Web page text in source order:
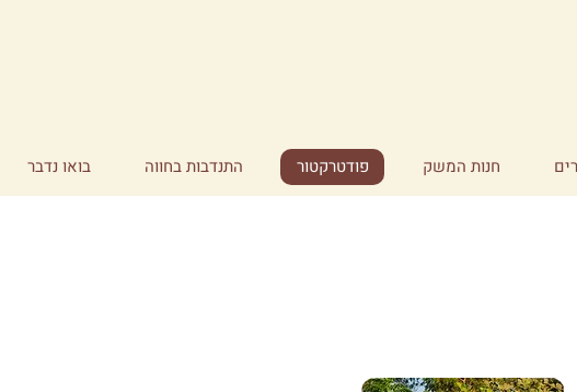
חנות המשק פודטרקטור התנדבות בחווה בואו נדבר